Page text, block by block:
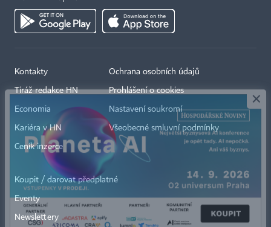
Kontakty
Tiráž redakce HN
Economia
Kariéra v HN
Ceník inzerce
Ochrana osobních údajů
Prohlášení o cookies
Nastavení soukromí
Všeobecné smluvní podmínky
Koupit / darovat předplatné
Eventy
Newslettery